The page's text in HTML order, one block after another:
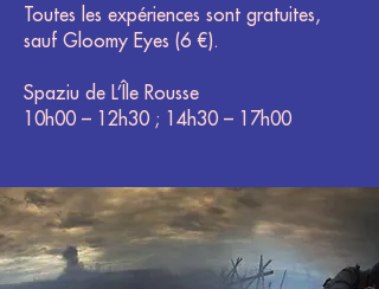
Toutes les expériences sont gratuites,
sauf Gloomy Eyes (6 €).​
Spaziu de L’Île Rousse
10h00 – 12h30 ; 14h30 – 17h00